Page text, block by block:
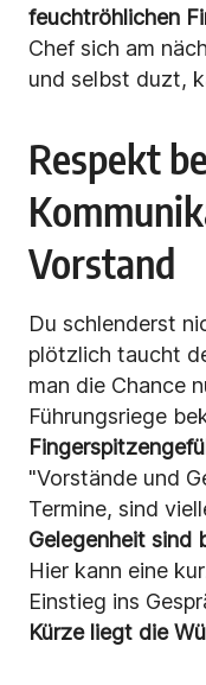
feuchtröhlichen
Chef sich am
und selbst duzt,
Respekt
Vorstand
Du schlenderst
plötzlich taucht
man die Chance
Führungsriege
"Vorstände und
Termine, sind
Gelegenheit sind
Hier kann eine
Einstieg ins
Kürze liegt die